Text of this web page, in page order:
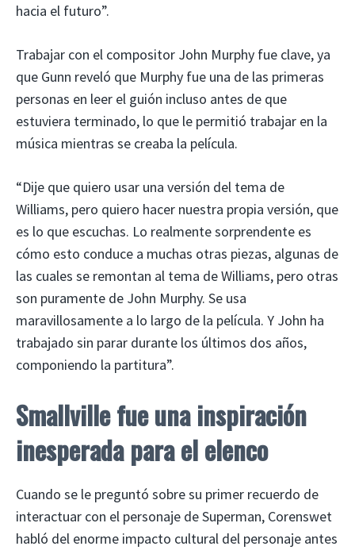
hacia el futuro”.
Trabajar con el compositor John Murphy fue clave, ya
que Gunn reveló que Murphy fue una de las primeras
personas en leer el guión incluso antes de que
estuviera terminado, lo que le permitió trabajar en la
música mientras se creaba la película.
“Dije que quiero usar una versión del tema de
Williams, pero quiero hacer nuestra propia versión, que
es lo que escuchas. Lo realmente sorprendente es
cómo esto conduce a muchas otras piezas, algunas de
las cuales se remontan al tema de Williams, pero otras
son puramente de John Murphy. Se usa
maravillosamente a lo largo de la película. Y John ha
trabajado sin parar durante los últimos dos años,
componiendo la partitura”.
Smallville fue una inspiración
inesperada para el elenco
Cuando se le preguntó sobre su primer recuerdo de
interactuar con el personaje de Superman, Corenswet
habló del enorme impacto cultural del personaje antes